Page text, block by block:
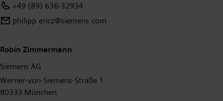
+49 (89) 636-32934
philipp.encz@siemens.com
Robin Zimmermann
Siemens AG
Werner-von-Siemens-Straße 1
80333 München